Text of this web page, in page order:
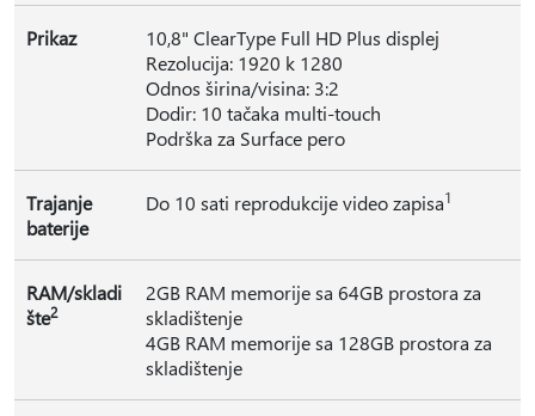
Prikaz
10,8" ClearType Full HD Plus displej
Rezolucija: 1920 k 1280
Odnos širina/visina: 3:2
Dodir: 10 tačaka multi-touch
Podrška za Surface pero
Trajanje
baterije
Do 10 sati reprodukcije video zapisa1
RAM/skladi
šte2
2GB RAM memorije sa 64GB prostora za
skladištenje
4GB RAM memorije sa 128GB prostora za
skladištenje